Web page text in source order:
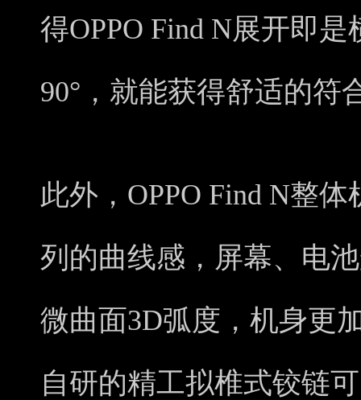
得OPPO Find N展开即
90°，就能获得舒适的符
此外，OPPO Find N整
列的曲线感，屏幕、电
微曲面3D弧度，机身更
自研的精工拟椎式铰链